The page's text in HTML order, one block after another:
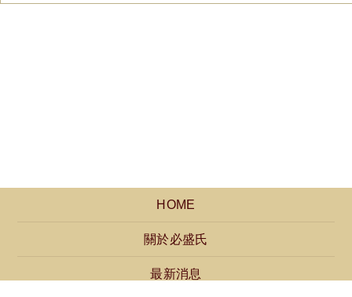
HOME
關於必盛氏
最新消息